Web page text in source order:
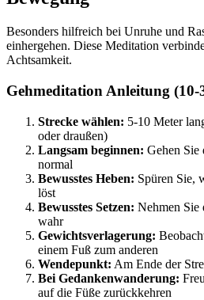
Besonders hilfreich bei Unruhe und
einhergehen. Diese Meditation
Achtsamkeit.
Gehmeditation Anleitung
Strecke wählen: 5-10 Meter
oder draußen)
Langsam beginnen: Gehen Sie
normal
Bewusstes Heben: Spüren Sie,
löst
Bewusstes Setzen: Nehmen Sie
wahr
Gewichtsverlagerung:
einem Fuß zum anderen
Wendepunkt: Am Ende der
Bei Gedankenwanderung:
auf die Füße zurückkehren